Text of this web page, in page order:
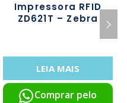
Impressora RFID
ZD621T – Zebra
LEIA MAIS
Comprar pelo